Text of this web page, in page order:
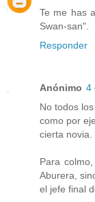
Te me has
Swan-san".
Responder
Anónimo 4
No todos
como por
cierta novia.
Para
Aburera,
el jefe final